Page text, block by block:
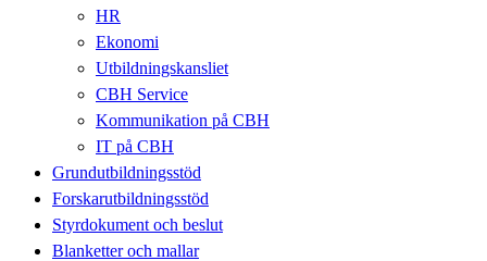
HR
Ekonomi
Utbildningskansliet
CBH Service
Kommunikation på CBH
IT på CBH
Grundutbildningsstöd
Forskarutbildningsstöd
Styrdokument och beslut
Blanketter och mallar